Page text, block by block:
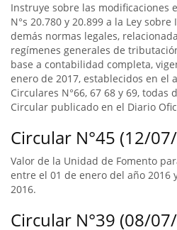
Instruye sobre las modificaciones
N°s 20.780 y 20.899 a la Ley
demás normas legales,
regímenes generales de
base a contabilidad completa,
enero de 2017, establecidos en el
Circulares N°66, 67 68 y 69, todas
Circular publicado en el Diario
Circular N°45 (12/
Valor de la Unidad de Fomento
entre el 01 de enero del año 2016
2016.
Circular N°39 (08/